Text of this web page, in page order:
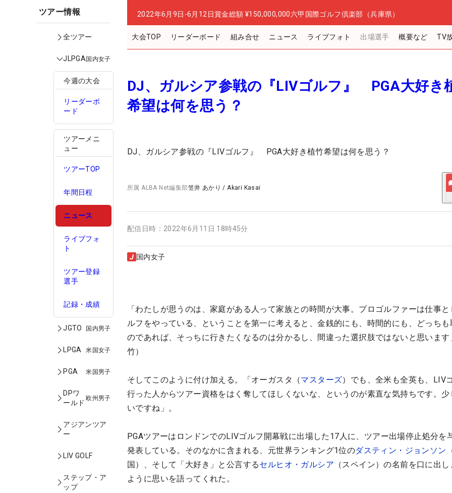
ツアー情報
全ツアー
JLPGA国内女子
今週の大会
リーダーボ
ード
ツアーメニ
ュー
ツアーTOP
年間日程
ニュース
ライブフォ
ト
ツアー登録
選手
記録・成績
JGTO 国内男子
LPGA 米国女子
PGA 米国男子
DPワ
ールド
欧州男子
アジアンツア
ー
LIV GOLF
ステップ・ア
ップ
2022年6月9日-6月12日賞金総額 ¥150,000,000六甲国際ゴルフ倶楽部（兵庫県）
大会TOP リーダーボード 組み合せ ニュース ライブフォト 出場選手 概要など TV
DJ、ガルシア参戦の『LIVゴルフ』 PGA大好き
希望は何を思う？
DJ、ガルシア参戦の『LIVゴルフ』 PGA大好き植竹希望は何を思う？
所属ALBA Net編集部笠井 あかり /Akari Kasai
配信日時： 2022年6月11日 18時45分
国内女子
「わたしが思うのは、家庭がある人って家族との時間が大事。プロゴルファーは仕事
ルフをやっている、ということを第一に考えると、金銭的にも、時間的にも、どっちも
のであれば、そっちに行きたくなるのは分かるし、間違った選択肢ではないと思います
竹）
そしてこのように付け加える。「オーガスタ（マスターズ）でも、全米も全英も、LIV
行った人からツアー資格をはく奪してほしくないな、というのが素直な気持ちです。少
いですね」。
PGAツアーはロンドンでのLIVゴルフ開幕戦に出場した17人に、ツアー出場停止処分を
発表している。そのなかに含まれる、元世界ランキング1位のダスティン・ジョンソン
国）、そして「大好き」と公言するセルヒオ・ガルシア （スペイン）の名前を口に出
ように思いを語ってくれた。